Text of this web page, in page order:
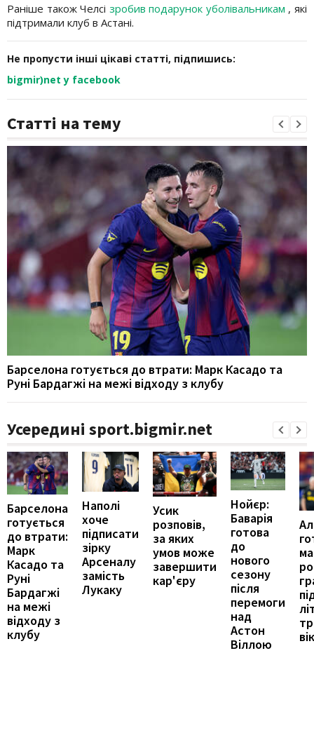
Раніше також Челсі зробив подарунок уболівальникам , які
підтримали клуб в Астані.
Не пропусти інші цікаві статті, підпишись:
bigmir)net у facebook
Статті на тему
Барселона готується до втрати: Марк Касадо та
Руні Бардагжі на межі відходу з клубу
Усередині sport.bigmir.net
Барселона
готується
до втрати:
Марк
Касадо та
Руні
Бардагжі
на межі
відходу з
клубу
Наполі
хоче
підписати
зірку
Арсеналу
замість
Лукаку
Усик
розповів,
за яких
умов може
завершити
кар'єру
Нойєр:
Баварія
готова
до
нового
сезону
після
перемоги
над
Астон
Віллою